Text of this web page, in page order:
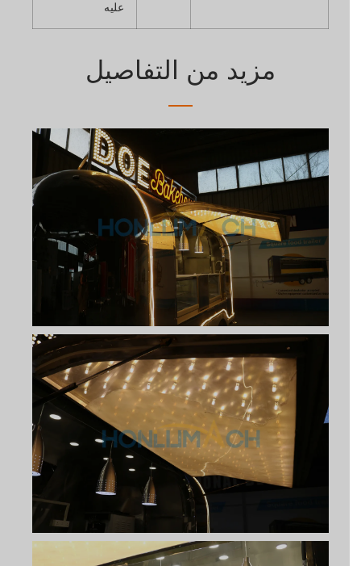
عليه
مزيد من التفاصيل
Slovenščina
Latviešu valoda
Hrvatski
Српски језик
Norsk nynorsk
Maori
Eesti
Български
Nederlands (België)
हिन्दी
Norsk bokmål
Slovenčina
Svenska